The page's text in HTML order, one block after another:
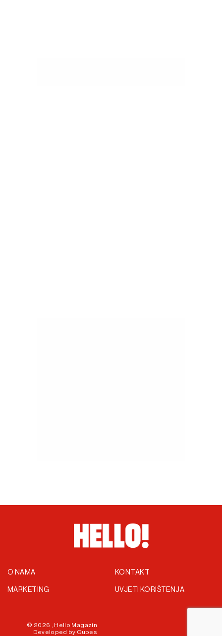
O NAMA
MARKETING
KONTAKT
UVJETI KORIŠTENJA
© 2026 , Hello Magazin
Developed by Cubes